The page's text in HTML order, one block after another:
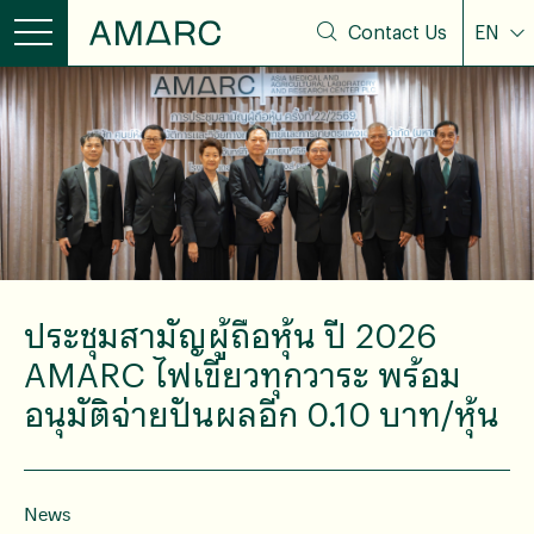
Contact Us EN
ประชุมสามัญผู้ถือหุ้น ปี 2026
AMARC ไฟเขียวทุกวาระ พร้อม
อนุมัติจ่ายปันผลอีก 0.10 บาท/หุ้น
News